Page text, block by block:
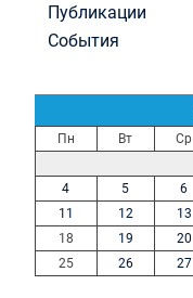
Публикации
События
Пн Вт Ср
4
5 6
11
12 13
18
19 20
25
26 27